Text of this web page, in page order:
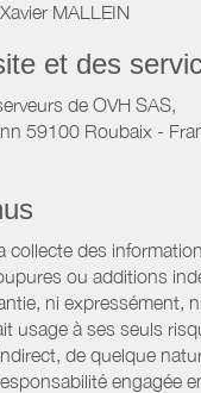
MALLEIN
et des
de OVH SAS,
59100 Roubaix -
collecte des
ou additions
ni expressément,
usage à ses seuls
de quelque
engagée